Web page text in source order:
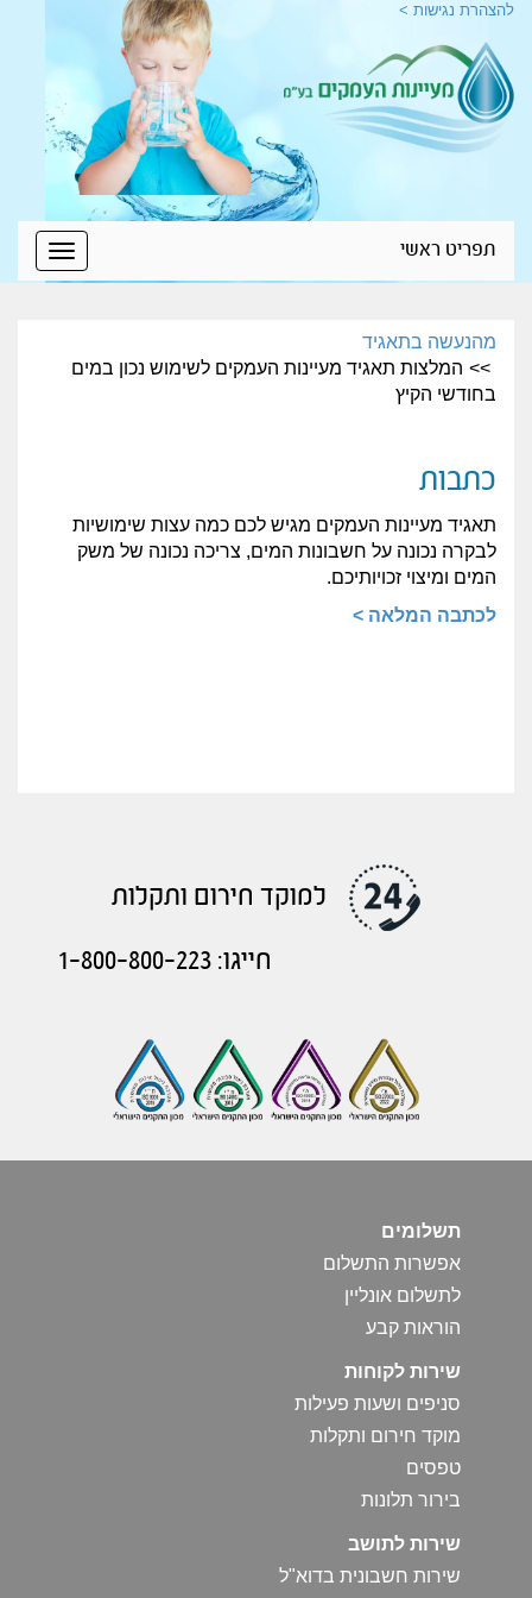
להצהרת נגישות >
Toggle
תפריט ראשי
מהנעשה בתאגיד
המלצות תאגיד מעיינות העמקים לשימוש נכון במים
בחודשי הקיץ
כתבות
תאגיד מעיינות העמקים מגיש לכם כמה עצות שימושיות
לבקרה נכונה על חשבונות המים, צריכה נכונה של משק
המים ומיצוי זכויותיכם.
לכתבה המלאה >
למוקד חירום ותקלות
חייגו: 1-800-800-223
תשלומים
אפשרות התשלום
לתשלום אונליין
הוראות קבע
שירות לקוחות
סניפים ושעות פעילות
מוקד חירום ותקלות
טפסים
בירור תלונות
שירות לתושב
שירות חשבונית בדוא"ל